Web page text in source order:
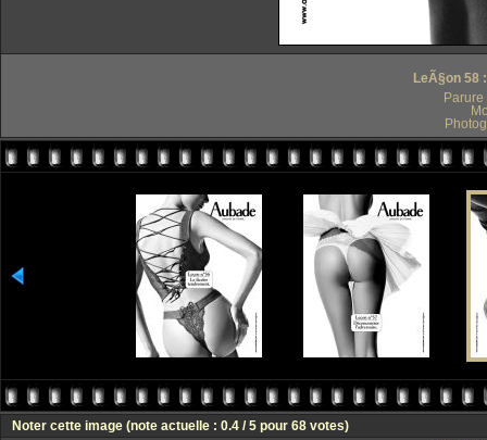
LeÃ§on 58
Noter cette image (note actuelle : 0.4 / 5 pour 68 votes)